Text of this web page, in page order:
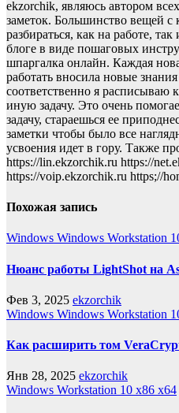
ekzorchik, являюсь автором
заметок. Большинство вещей с
разбираться, как на работе,
блоге в виде пошаговых
шпаргалка онлайн. Каждая
работать вносила новые
соответственно я расписываю
иную задачу. Это очень
задачу, стараешься ее
заметки чтобы было все
усвоения идет в гору. Также
https://lin.ekzorchik.ru https://
https://voip.ekzorchik.ru https;//
Похожая запись
Windows Windows Workstation
Нюанс работы LightShot на
Фев 3, 2025 ekzorchik
Windows Windows Workstation
Как расширить том
Янв 28, 2025 ekzorchik
Windows Workstation 10 x86 x64